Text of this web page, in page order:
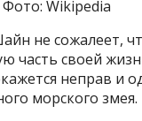
Wikipedia
не сожалеет,
часть своей
неправ и
морского змея.